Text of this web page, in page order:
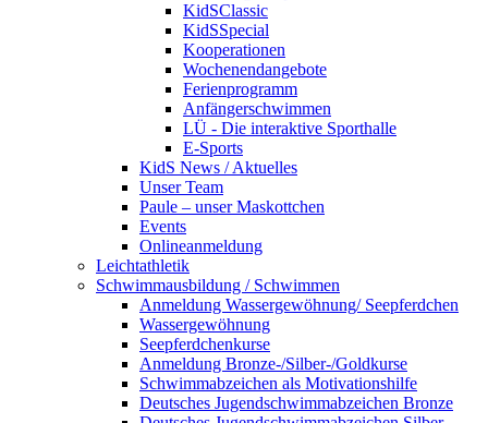
KidSClassic
KidSSpecial
Kooperationen
Wochenendangebote
Ferienprogramm
Anfängerschwimmen
LÜ - Die interaktive Sporthalle
E-Sports
KidS News / Aktuelles
Unser Team
Paule – unser Maskottchen
Events
Onlineanmeldung
Leichtathletik
Schwimmausbildung / Schwimmen
Anmeldung Wassergewöhnung/ Seepferdchen
Wassergewöhnung
Seepferdchenkurse
Anmeldung Bronze-/Silber-/Goldkurse
Schwimmabzeichen als Motivationshilfe
Deutsches Jugendschwimmabzeichen Bronze